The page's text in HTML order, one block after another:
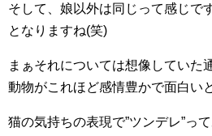
そして、娘以外は同じって感じで
となりますね(笑)
まぁそれについては想像していた
動物がこれほど感情豊かで面白い
猫の気持ちの表現で”ツンデレ”っ